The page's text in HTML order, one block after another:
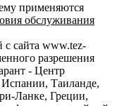
применяются
обслуживания
с сайта www.tez-
разрешения
- Центр
Таиланде,
Ланке, Греции,